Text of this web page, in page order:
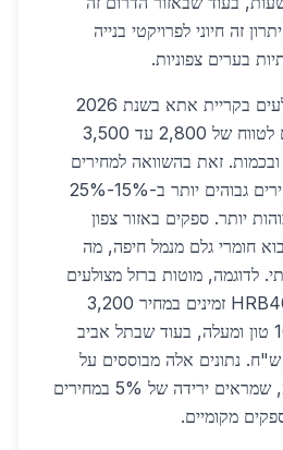
4-5 ימים. יתרון זה חיוני לפרויקטי בנייה
בערים צפוניות.
מחירי מוטות ברזל מצולעים בקריית אתא בשנת 2026
נמוכים במיוחד, ומגיעים לטווח של 2,800 עד 3,500
זאת בהשוואה למחירים
במרכז הארץ, שם המחירים גבוהים יותר ב-15%-25%
יותר. ספקים באזור צפון
חומרי גלם מנמל חיפה, מה
לדוגמה, מוטות ברזל מצולעים
באיכות גבוהה מסוג HRB400 זמינים במחיר 3,200
ש"ח לטון בכמות של 10 טון ומעלה, בעוד שבתל אביב
המחיר עולה ל-3,800 ש"ח. נתונים אלה מבוססים על
סקרי שוק לשנת 2026, שמראים ירידה של 5% במחירים
מקומיים.